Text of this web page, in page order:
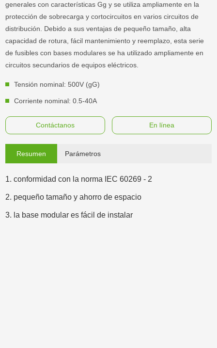
generales con características Gg y se utiliza ampliamente en la
protección de sobrecarga y cortocircuitos en varios circuitos de
distribución. Debido a sus ventajas de pequeño tamaño, alta
capacidad de rotura, fácil mantenimiento y reemplazo, esta serie
de fusibles con bases modulares se ha utilizado ampliamente en
circuitos secundarios de equipos eléctricos.
Tensión nominal: 500V (gG)
Corriente nominal: 0.5-40A
Contáctanos En línea
Resumen Parámetros
1. conformidad con la norma IEC 60269 - 2
2. pequeño tamaño y ahorro de espacio
3. la base modular es fácil de instalar